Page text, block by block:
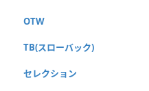
OTW
TB(スローバック)
セレクション